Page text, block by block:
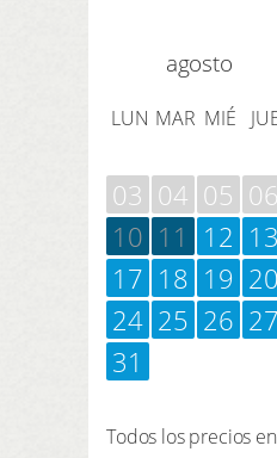
agosto
LUN MAR MIÉ
03 04 05 06
10 11 12 13
17 18 19 20
24 25 26 27
31
Todos los precios